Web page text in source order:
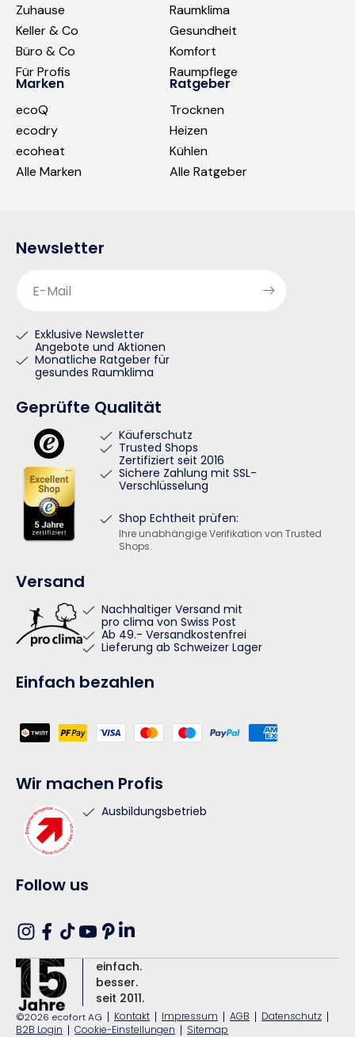
Zuhause
Keller & Co
Büro & Co
Für Profis
Raumklima
Gesundheit
Komfort
Raumpflege
Marken
ecoQ
ecodry
ecoheat
Alle Marken
Ratgeber
Trocknen
Heizen
Kühlen
Alle Ratgeber
Newsletter
E-Mail
Exklusive Newsletter
Angebote und Aktionen
Monatliche Ratgeber für
gesundes Raumklima
Geprüfte Qualität
Käuferschutz
Trusted Shops
Zertifiziert seit 2016
Sichere Zahlung mit SSL-
Verschlüsselung
Shop Echtheit prüfen:
Ihre unabhängige Verifikation von Trusted
Shops.
Versand
Nachhaltiger Versand mit
pro clima von Swiss Post
Ab 49.- Versandkostenfrei
Lieferung ab Schweizer Lager
Einfach bezahlen
Zahlungsmethoden
Wir machen Profis
Ausbildungsbetrieb
Follow us
Instagram
Facebook
TikTokYouTube
Pinterest
Translation
missing:
de.general.social.links.linkedin
einfach.
besser.
seit 2011.
©2026 ecofort AG | Kontakt | Impressum | AGB | Datenschutz |
B2B Login | Cookie-Einstellungen | Sitemap